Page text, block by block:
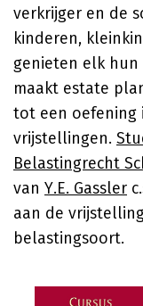
verkrijger en de
kinderen,
genieten elk
maakt estate
tot een oefening
vrijstellingen.
Belastingrecht
van Y.E. Gassler
aan de
belastingsoort.